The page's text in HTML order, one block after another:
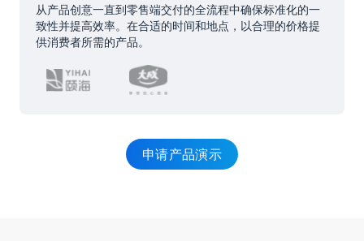
从产品创意一直到零售端交付的全流程中确保标准化的一
致性并提高效率。在合适的时间和地点，以合理的价格提
供消费者所需的产品。
申请产品演示